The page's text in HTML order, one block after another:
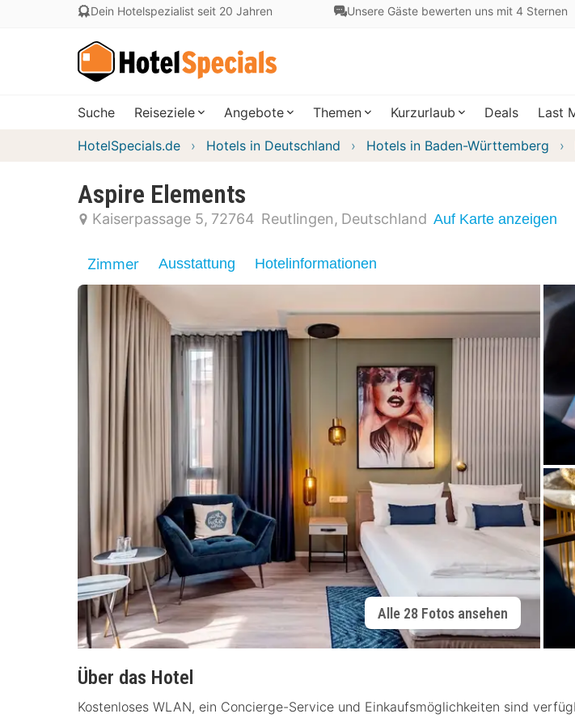
Dein Hotelspezialist seit 20 Jahren Unsere Gäste bewerten uns mit 4 Sternen
Suche Reiseziele Angebote Themen Kurzurlaub Deals Last
HotelSpecials.de Hotels in Deutschland Hotels in Baden-Württemberg
Aspire Elements
Kaiserpassage 5 72764 Reutlingen Deutschland Auf Karte anzeigen
Zimmer Ausstattung Hotelinformationen
Alle 28 Fotos ansehen
Über das Hotel
Kostenloses WLAN, ein Concierge-Service und Einkaufsmöglichkeiten sind